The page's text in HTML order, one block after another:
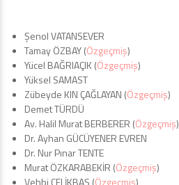
Şenol VATANSEVER
Tamay ÖZBAY (Özgeçmiş)
Yücel BAĞRIAÇIK (Özgeçmiş)
Yüksel SAMAST
Zübeyde KIN ÇAĞLAYAN (Özgeçmiş)
Demet TÜRDÜ
Av. Halil Murat BERBERER (Özgeçmiş)
Dr. Ayhan GÜCÜYENER EVREN
Dr. Nur Pınar TENTE
Murat ÖZKARABEKİR (Özgeçmiş)
Vehbi ÇELİKBAŞ (Özgeçmiş)